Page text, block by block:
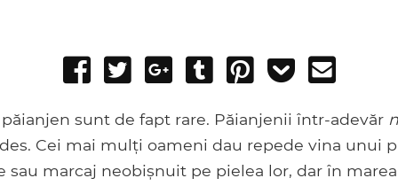
Share
Facebook
Tweet
Share
Google+
Post
Tumblr
Pin
Add
Pocket
sunt de fapt rare. Păianjenii într-adevăr
Cei mai mulți oameni dau repede vina unui
sau marcaj neobișnuit pe pielea lor, dar în